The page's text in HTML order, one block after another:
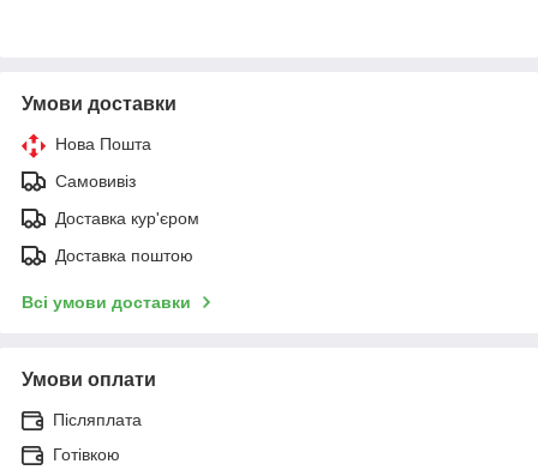
Умови доставки
Нова Пошта
Самовивіз
Доставка кур'єром
Доставка поштою
Всі умови доставки
Умови оплати
Післяплата
Готівкою